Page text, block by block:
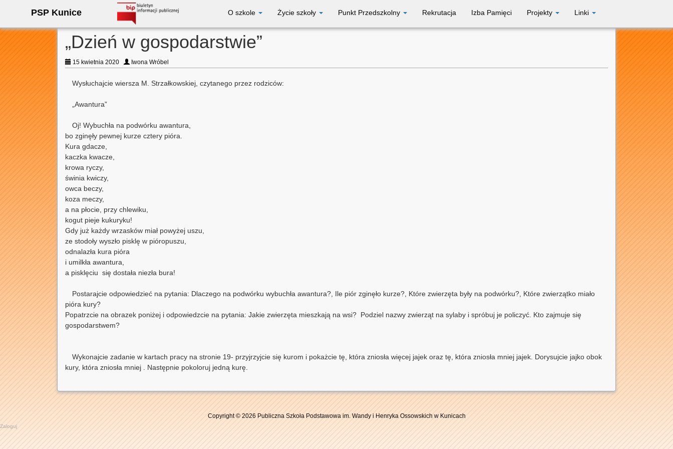
PSP Kunice O szkole Życie szkoły Punkt Przedszkolny Rekrutacja Izba Pamięci Projekty Linki
„Dzień w gospodarstwie”
15 kwietnia 2020 Iwona Wróbel
Wysłuchajcie wiersza M. Strzałkowskiej, czytanego przez rodziców:
„Awantura”
Oj! Wybuchła na podwórku awantura,
bo zginęły pewnej kurze cztery pióra.
Kura gdacze,
kaczka kwacze,
krowa ryczy,
świnia kwiczy,
owca beczy,
koza meczy,
a na płocie, przy chlewiku,
kogut pieje kukuryku!
Gdy już każdy wrzasków miał powyżej uszu,
ze stodoły wyszło pisklę w pióropuszu,
odnalazła kura pióra
i umilkła awantura,
a pisklęciu się dostała niezła bura!
Postarajcie odpowiedzieć na pytania: Dlaczego na podwórku wybuchła awantura?, Ile piór zginęło kurze?, Które zwierzęta były na podwórku?, Które zwierzątko miało
pióra kury?
Popatrzcie na obrazek poniżej i odpowiedzcie na pytania: Jakie zwierzęta mieszkają na wsi? Podziel nazwy zwierząt na sylaby i spróbuj je policzyć. Kto zajmuje się
gospodarstwem?
Wykonajcie zadanie w kartach pracy na stronie 19- przyjrzyjcie się kurom i pokażcie tę, która zniosła więcej jajek oraz tę, która zniosła mniej jajek. Dorysujcie jajko obok
kury, która zniosła mniej . Następnie pokoloruj jedną kurę.
Copyright © 2026 Publiczna Szkoła Podstawowa im. Wandy i Henryka Ossowskich w Kunicach
Zaloguj